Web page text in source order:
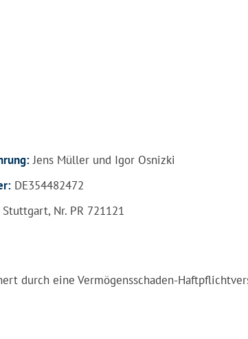
Jens Müller und Igor Osnizki
DE354482472
Nr. PR 721121
durch eine Vermögensschaden-